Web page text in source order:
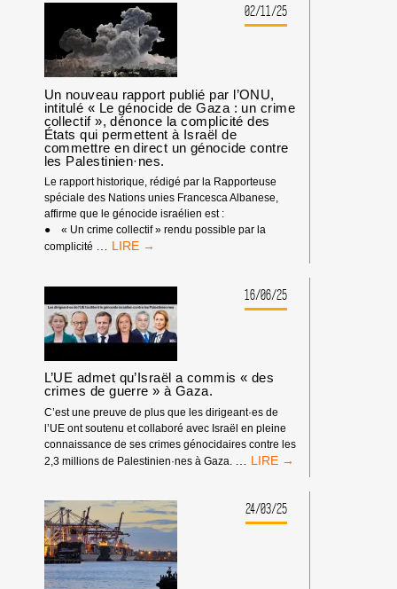
OU
CULTURELS
CONTRE
UN
GÉNOCIDE
DEVENU
MOINS
VISIBLE
ALORS
QUE
TRUMP
ANNONCE
LA
DEUXIÈME
PHASE
DU
«
»
02/11/25
Un nouveau rapport publié par l’ONU,
intitulé « Le génocide de Gaza : un crime
collectif », dénonce la complicité des
États qui permettent à Israël de
commettre en direct un génocide contre
les Palestinien·nes.
Le rapport historique, rédigé par la Rapporteuse
spéciale des Nations unies Francesca Albanese,
affirme que le génocide israélien est :
● « Un crime collectif » rendu possible par la
complicité … UN
PAR
L’ONU,
INTITULÉ
LE
GÉNOCIDE
GAZA
:
UN
CRIME
»,
DÉNONCE
LA
COMPLICITÉ
DES
ÉTATS
16/06/25
L’UE admet qu’Israël a commis « des
crimes de guerre » à Gaza.
C’est une preuve de plus que les dirigeant·es de
l’UE ont soutenu et collaboré avec Israël en pleine
connaissance de ses crimes génocidaires contre les
2,3 millions de Palestinien·nes à Gaza.
L’UE
QU’ISRAËL
A
COMMIS
24/03/25